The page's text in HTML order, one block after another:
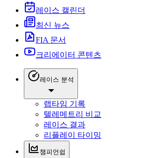
레이스 캘린더
최신 뉴스
FIA 문서
크리에이터 콘텐츠
레이스 분석
랩타임 기록
텔레메트리 비교
레이스 결과
리플레이 타이밍
챔피언쉽